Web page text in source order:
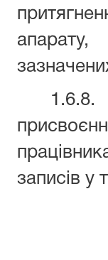
апарату,
1.6.8.
записів у